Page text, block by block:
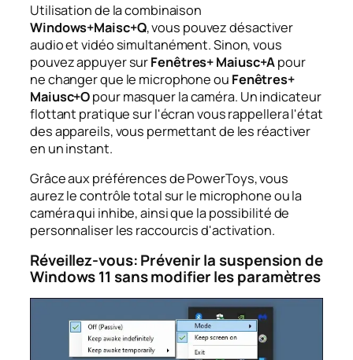
Utilisation de la combinaison
Windows+Maisc+Q, vous pouvez désactiver
audio et vidéo simultanément. Sinon, vous
pouvez appuyer surFenêtres+ Maiusc+Apour
ne changer que le microphone ou Fenêtres+
Maiusc+Opour masquer la caméra. Un indicateur
flottant pratique sur l'écran vous rappellera l'état
des appareils, vous permettant de les réactiver
en un instant.
Grâce aux préférences de PowerToys, vous
aurez le contrôle total sur le microphone ou la
caméra qui inhibe, ainsi que la possibilité de
personnaliser les raccourcis d'activation.
Réveillez-vous: Prévenir la suspension de
Windows 11 sans modifier les paramètres